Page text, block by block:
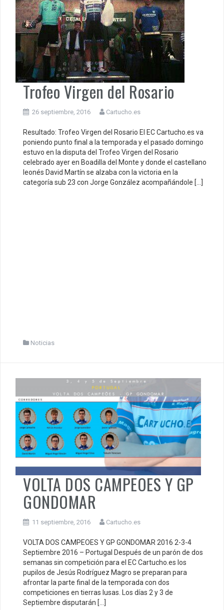
Trofeo Virgen del Rosario
26 septiembre, 2016 Cartucho.es
Resultado: Trofeo Virgen del Rosario El EC Cartucho.es va
poniendo punto final a la temporada y el pasado domingo
estuvo en la disputa del Trofeo Virgen del Rosario
celebrado ayer en Boadilla del Monte y donde el castellano
leonés David Martín se alzaba con la victoria en la
categoría sub 23 con Jorge González acompañándole […]
Noticias
VOLTA DOS CAMPEOES Y GP
GONDOMAR
11 septiembre, 2016 Cartucho.es
VOLTA DOS CAMPEOES Y GP GONDOMAR 2016 2-3-4
Septiembre 2016 – Portugal Después de un parón de dos
semanas sin competición para el EC Cartucho.es los
pupilos de Jesús Rodríguez Magro se preparan para
afrontar la parte final de la temporada con dos
competiciones en tierras lusas. Los días 2 y 3 de
Septiembre disputarán […]